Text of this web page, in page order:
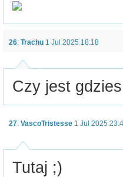
26: Trachu 1 Jul 2025 18:18
Czy jest
27: VascoTristesse 1 Jul 2025
Tutaj ;)